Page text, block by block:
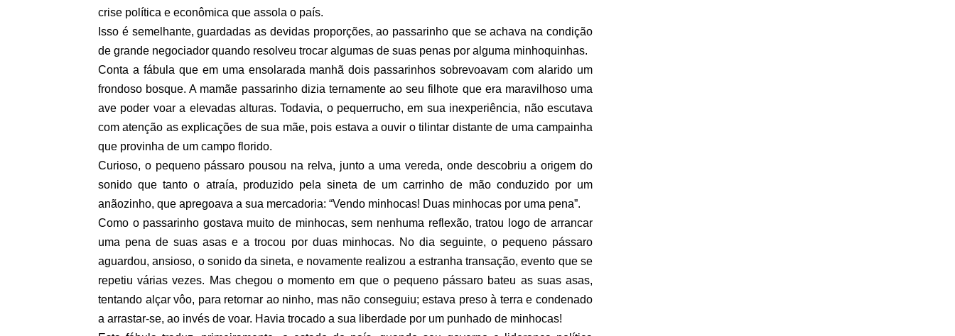
crise política e econômica que assola o país.
Isso é semelhante, guardadas as devidas proporções, ao passarinho que se achava na condição
de grande negociador quando resolveu trocar algumas de suas penas por alguma minhoquinhas.
Conta a fábula que em uma ensolarada manhã dois passarinhos sobrevoavam com alarido um
frondoso bosque. A mamãe passarinho dizia ternamente ao seu filhote que era maravilhoso uma
ave poder voar a elevadas alturas. Todavia, o pequerrucho, em sua inexperiência, não escutava
com atenção as explicações de sua mãe, pois estava a ouvir o tilintar distante de uma campainha
que provinha de um campo florido.
Curioso, o pequeno pássaro pousou na relva, junto a uma vereda, onde descobriu a origem do
sonido que tanto o atraía, produzido pela sineta de um carrinho de mão conduzido por um
anãozinho, que apregoava a sua mercadoria: “Vendo minhocas! Duas minhocas por uma pena”.
Como o passarinho gostava muito de minhocas, sem nenhuma reflexão, tratou logo de arrancar
uma pena de suas asas e a trocou por duas minhocas. No dia seguinte, o pequeno pássaro
aguardou, ansioso, o sonido da sineta, e novamente realizou a estranha transação, evento que se
repetiu várias vezes. Mas chegou o momento em que o pequeno pássaro bateu as suas asas,
tentando alçar vôo, para retornar ao ninho, mas não conseguiu; estava preso à terra e condenado
a arrastar-se, ao invés de voar. Havia trocado a sua liberdade por um punhado de minhocas!